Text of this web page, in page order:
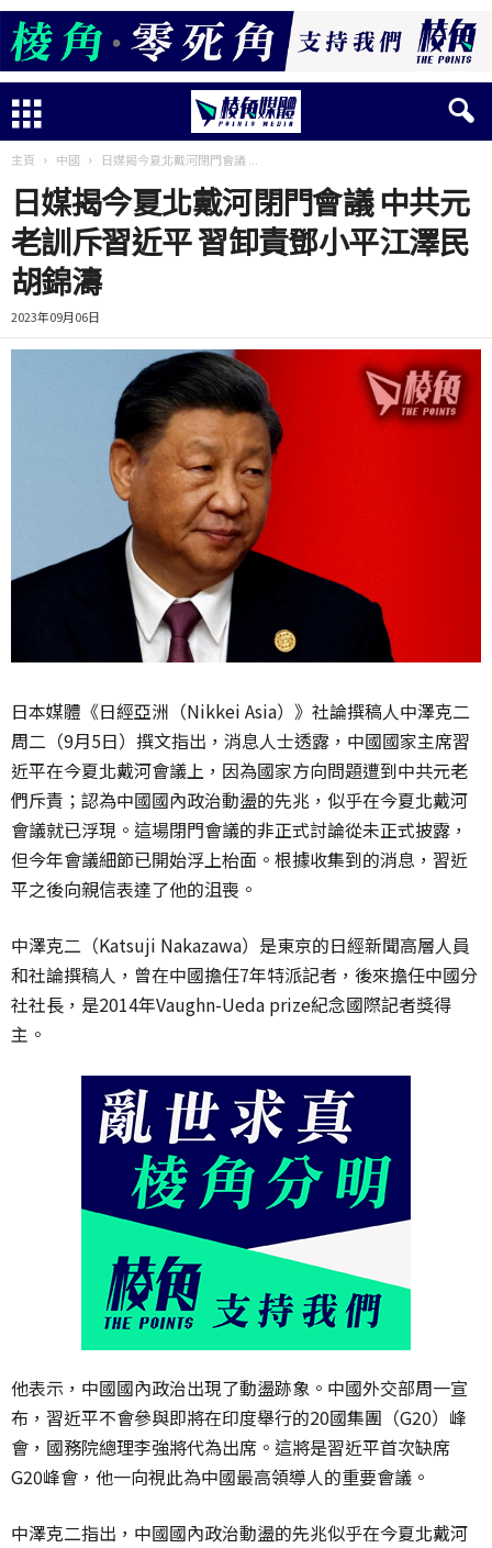
主頁 中國 日媒揭今夏北戴河閉門會議 ...
日媒揭今夏北戴河閉門會議 中共元
老訓斥習近平 習卸責鄧小平江澤民
胡錦濤
2023年09月06日
日本媒體《日經亞洲（Nikkei Asia）》社論撰稿人中澤克二
周二（9月5日）撰文指出，消息人士透露，中國國家主席習
近平在今夏北戴河會議上，因為國家方向問題遭到中共元老
們斥責；認為中國國內政治動盪的先兆，似乎在今夏北戴河
會議就已浮現。這場閉門會議的非正式討論從未正式披露，
但今年會議細節已開始浮上枱面。根據收集到的消息，習近
平之後向親信表達了他的沮喪。
中澤克二（Katsuji Nakazawa）是東京的日經新聞高層人員
和社論撰稿人，曾在中國擔任7年特派記者，後來擔任中國分
社社長，是2014年Vaughn-Ueda prize紀念國際記者獎得
主。
他表示，中國國內政治出現了動盪跡象。中國外交部周一宣
布，習近平不會參與即將在印度舉行的20國集團（G20）峰
會，國務院總理李強將代為出席。這將是習近平首次缺席
G20峰會，他一向視此為中國最高領導人的重要會議。
中澤克二指出，中國國內政治動盪的先兆似乎在今夏北戴河